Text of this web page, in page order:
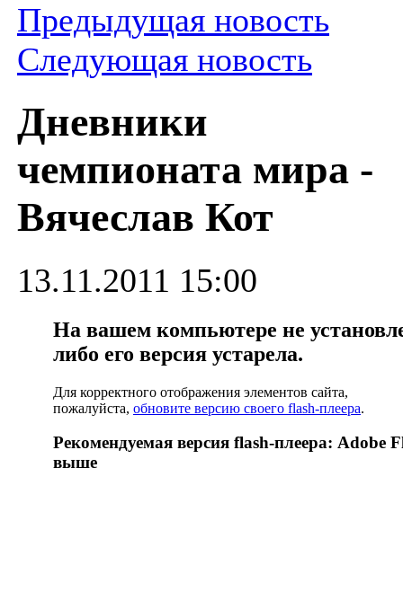
Предыдущая новость
Следующая новость
Дневники
чемпионата мира -
Вячеслав Кот
13.11.2011 15:00
На вашем компьютере не
либо его версия устарела.
Для корректного отображения элементов сайта,
пожалуйста, обновите версию своего flash-плеера.
Рекомендуемая версия flash-плеера: Adobe
выше